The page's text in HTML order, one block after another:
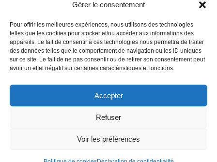
Gérer le consentement
Pour offrir les meilleures expériences, nous utilisons des technologies
telles que les cookies pour stocker et/ou accéder aux informations des
appareils. Le fait de consentir à ces technologies nous permettra de traiter
des données telles que le comportement de navigation ou les ID uniques
sur ce site. Le fait de ne pas consentir ou de retirer son consentement peut
avoir un effet négatif sur certaines caractéristiques et fonctions.
Accepter
Refuser
Voir les préférences
Mentions Légales
Conditions Générales de Ventes
Déclaration de Confidentialité
Politique de Cookies